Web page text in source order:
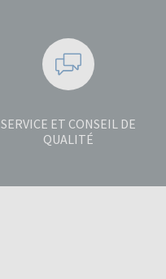
SERVICE ET CONSEIL DE
QUALITÉ